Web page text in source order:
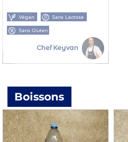
Végan Sans Lactose
Sans Gluten
Chef Keyvan
Boissons